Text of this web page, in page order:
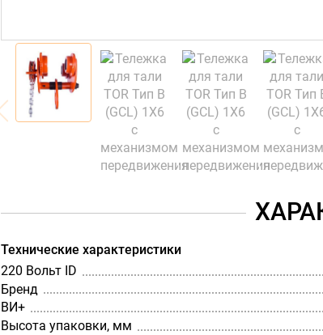
Технические характеристики
220 Вольт ID
Бренд
ВИ+
Высота упаковки, мм